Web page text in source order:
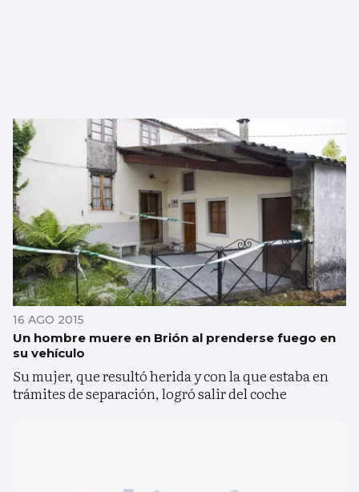
16 AGO 2015
Un hombre muere en Brión al prenderse fuego en
su vehículo
Su mujer, que resultó herida y con la que estaba en
trámites de separación, logró salir del coche